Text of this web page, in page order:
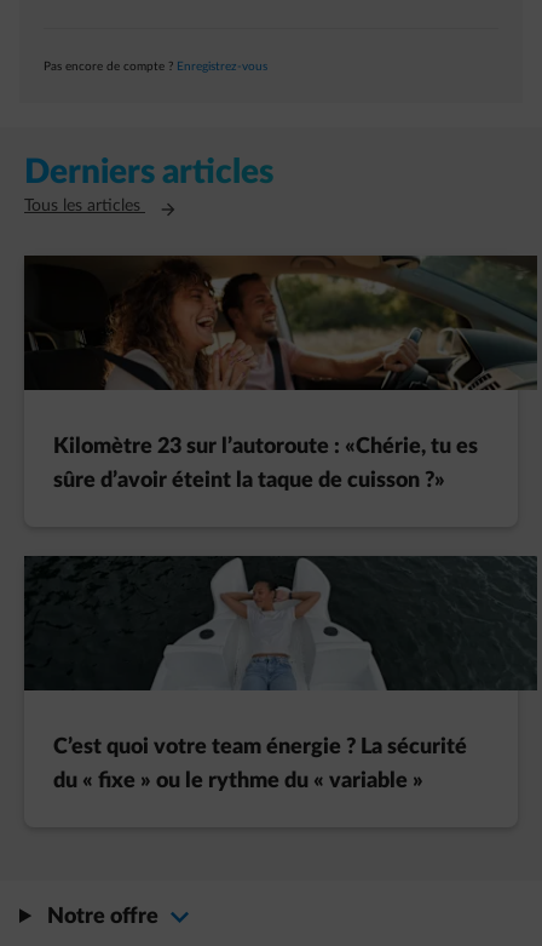
Pas encore de compte ? Enregistrez-vous
Derniers articles
Tous les articles Ouvre un nouvel onglet
Kilomètre 23 sur l’autoroute : «Chérie, tu es
sûre d’avoir éteint la taque de cuisson ?»
C’est quoi votre team énergie ? La sécurité
du « fixe » ou le rythme du « variable »
Notre offre